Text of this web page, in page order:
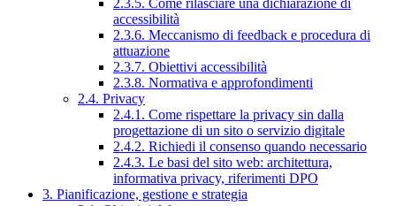
accessibilità
2.3.6. Meccanismo di feedback e procedura di
attuazione
2.3.7. Obiettivi accessibilità
2.3.8. Normativa e approfondimenti
2.4. Privacy
2.4.1. Come rispettare la privacy sin dalla
progettazione di un sito o servizio digitale
2.4.2. Richiedi il consenso quando necessario
2.4.3. Le basi del sito web: architettura,
informativa privacy, riferimenti DPO
3. Pianificazione, gestione e strategia